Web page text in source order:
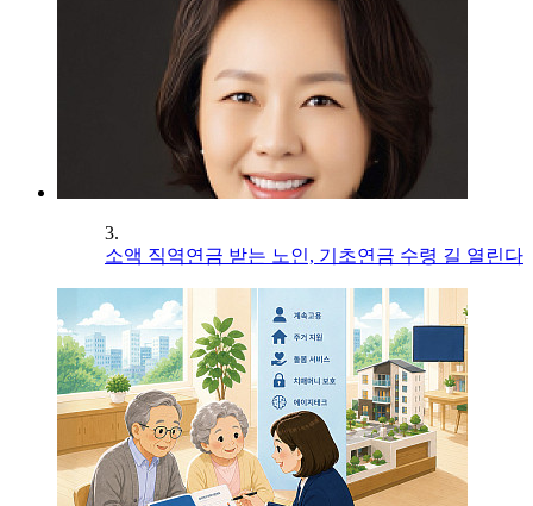
3.
소액 직역연금 받는 노인, 기초연금 수령 길 열린다